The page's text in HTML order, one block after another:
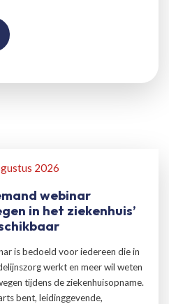
2026
webinar
in het ziekenhuis’
is bedoeld voor iedereen die in
werkt en meer wil weten
tijdens de ziekenhuisopname.
bent, leidinggevende,